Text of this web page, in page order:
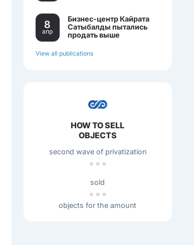
8
апр
Бизнес-центр Кайрата
Сатыбалды пытались
продать выше
View all publications
HOW TO SELL
OBJECTS
second wave of privatization
sold
objects for the amount